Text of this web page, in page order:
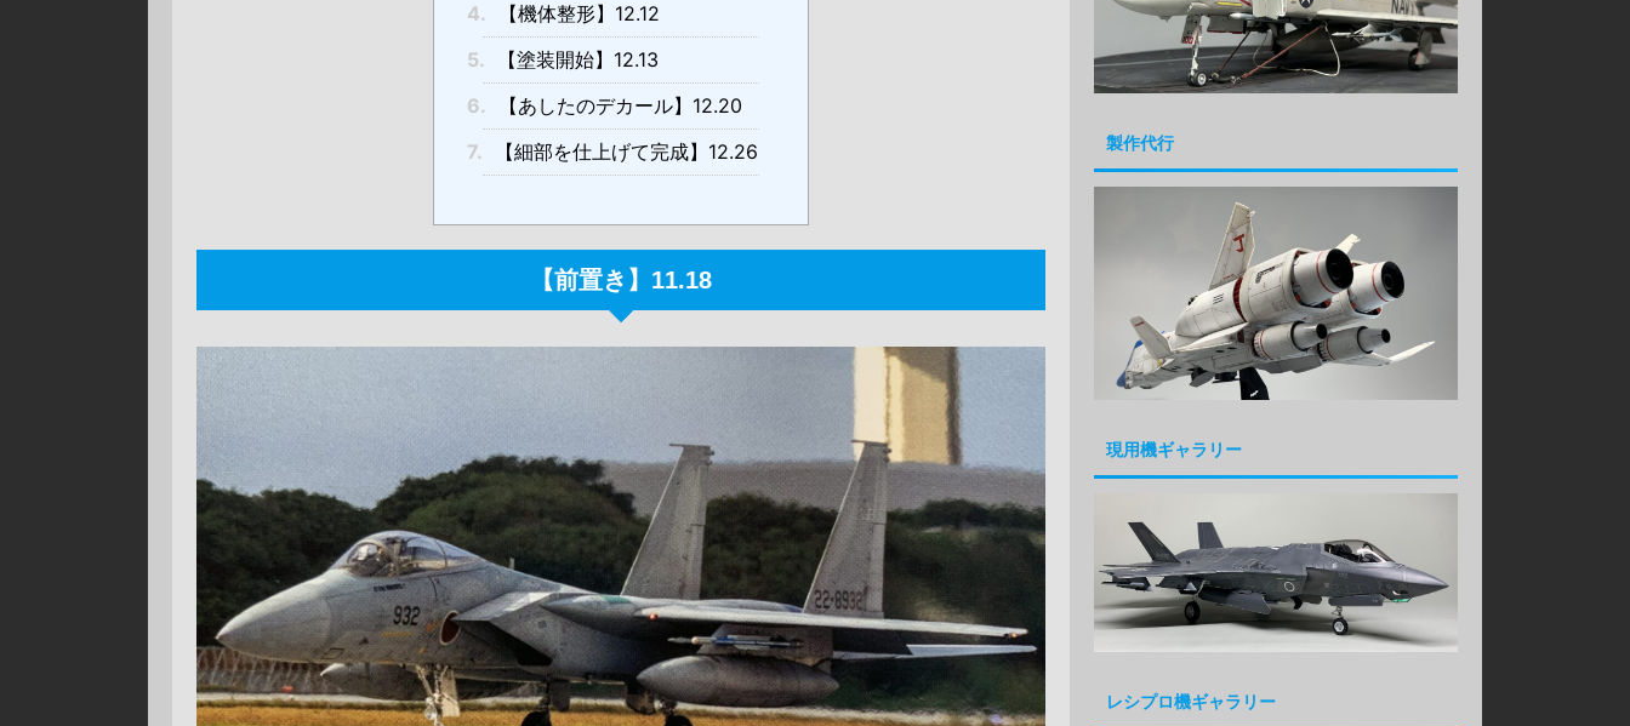
4.
【機体整形】12.12
5.
【塗装開始】12.13
6.
【あしたのデカール】12.20
7.
【細部を仕上げて完成】12.26
【前置き】11.18
製作代行
現用機ギャラリー
レシプロ機ギャラリー